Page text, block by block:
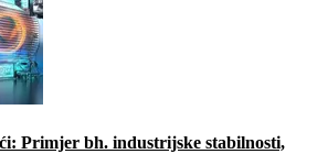
Primjer bh. industrijske stabilnosti,